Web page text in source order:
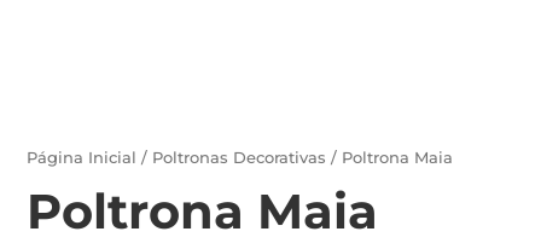
Página Inicial / Poltronas Decorativas / Poltrona Maia
Poltrona Maia